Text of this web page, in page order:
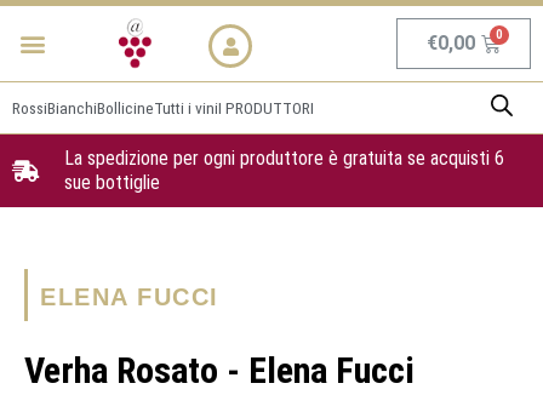
Vai
Menu €0,00
RossiBianchiBollicineTutti i viniI PRODUTTORI
La spedizione per ogni produttore è gratuita se acquisti 6
sue bottiglie
ELENA FUCCI
Verha Rosato - Elena Fucci